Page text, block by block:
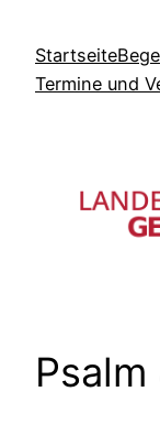
Inhalt
springen
Startseite
Termine und
Psalm